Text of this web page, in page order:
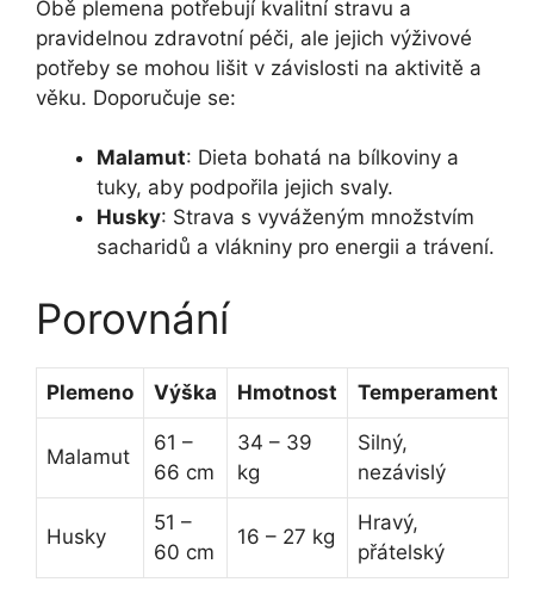
Obě plemena potřebují kvalitní stravu a
pravidelnou zdravotní péči, ale jejich výživové
potřeby se mohou lišit v závislosti na aktivitě a
věku. Doporučuje se:
Malamut: Dieta bohatá na bílkoviny a
tuky, aby podpořila jejich svaly.
Husky: Strava s vyváženým množstvím
sacharidů a vlákniny pro energii a trávení.
Porovnání
Plemeno Výška Hmotnost Temperament
Malamut
61 –
66 cm
34 – 39
kg
Silný,
nezávislý
Husky
51 –
60 cm
16 – 27 kg
Hravý,
přátelský